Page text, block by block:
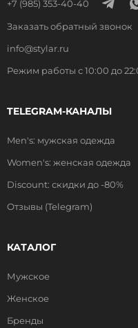
+7 (985) 353-40-40
Заказать обратный звонок
info@stylar.ru
Режим работы с 10:00 до
TELEGRAM-КАНАЛЫ
Men's: мужская одежда
Women's: женская одежда
Discount: скидки до -80%
Отзывы (Telegram)
КАТАЛОГ
Мужское
Женское
Бренды